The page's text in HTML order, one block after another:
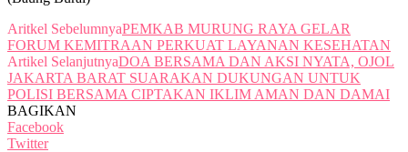
Aritkel SebelumnyaPEMKAB MURUNG RAYA GELAR
FORUM KEMITRAAN PERKUAT LAYANAN KESEHATAN
Artikel SelanjutnyaDOA BERSAMA DAN AKSI NYATA, OJOL
JAKARTA BARAT SUARAKAN DUKUNGAN UNTUK
POLISI BERSAMA CIPTAKAN IKLIM AMAN DAN DAMAI
BAGIKAN
Facebook
Twitter